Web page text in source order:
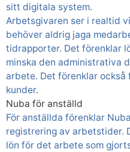
sitt digitala system.
Arbetsgivaren ser i realtid
behöver aldrig jaga
tidrapporter. Det förenklar
minska den administrativa
arbete. Det förenklar
kunder.
Nuba för anställd
För anställda förenklar
registrering av arbetstider.
lön för det arbete som